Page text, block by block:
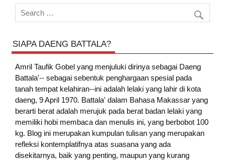
SIAPA DAENG BATTALA?
Amril Taufik Gobelyang menjuluki dirinya sebagai Daeng
Battala'-- sebagai sebentuk penghargaan spesial pada
tanah tempat kelahiran--ini adalah lelaki yang lahir di kota
daeng, 9 April 1970. Battala' dalam Bahasa Makassar yang
berarti berat adalah merujuk pada berat badan lelaki yang
memiliki hobi membaca dan menulis ini, yang berbobot 100
kg. Blog ini merupakan kumpulan tulisan yang merupakan
refleksi kontemplatifnya atas suasana yang ada
disekitarnya, baik yang penting, maupun yang kurang